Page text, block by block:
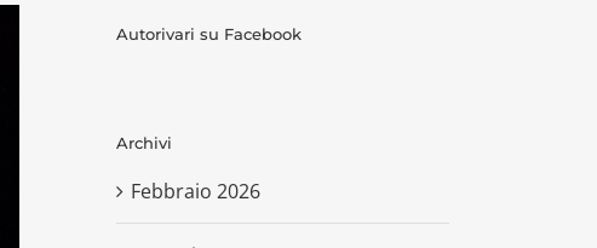
Autorivari su Facebook
Archivi
Febbraio 2026